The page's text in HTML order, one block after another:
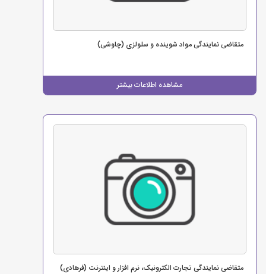
مشاهده اطلاعات بیشتر
متقاضی نمایندگی مواد شوینده و سلولزی (چاوشی)
متقاضی نمایندگی تجارت الکترونیک، نرم افزار و اینترنت (فرهادی)